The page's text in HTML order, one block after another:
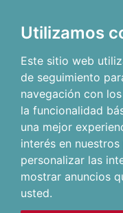
Utilizamos
Este sitio web
de seguimiento
navegación con
la funcionalidad
una mejor
interés en
personalizar las
mostrar anuncios
usted.